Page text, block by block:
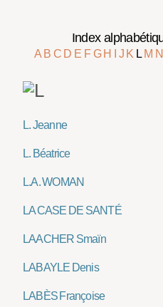
Index
A B C D E F G H J K L M
L. Jeanne
L. Béatrice
L.A. WOMAN
LA CASE DE SANTÉ
LAACHER Smaïn
LABAYLE Denis
LABÈS Françoise